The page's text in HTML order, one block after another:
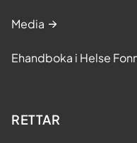
Media
Ehandboka i Helse
RETTAR